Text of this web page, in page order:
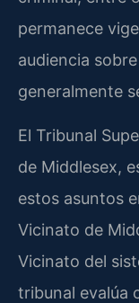
permanece
audiencia
generalmente
El Tribunal
de Middlesex,
estos asuntos
Vicinato de
Vicinato del
tribunal evalúa